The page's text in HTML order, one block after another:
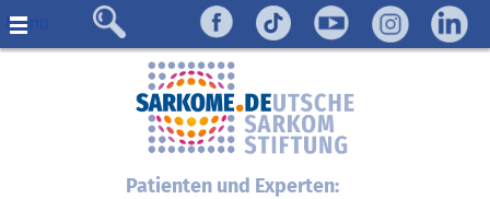
Menü
Patienten und Experten: